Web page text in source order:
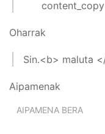
content_copy
Oharrak
Sin.<b> maluta
Aipamenak
AIPAMENA BERA